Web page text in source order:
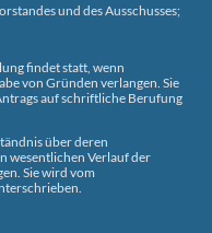
und des Ausschusses;
findet statt, wenn
von Gründen verlangen. Sie
auf schriftliche Berufung
über deren
wesentlichen Verlauf der
Sie wird vom